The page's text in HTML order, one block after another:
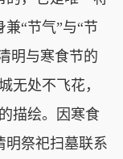
“节气”与“节
明与寒食节的
无处不飞花，
描绘。因寒食
明祭祀扫墓联系